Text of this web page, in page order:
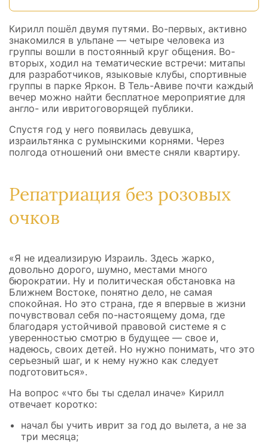
Кирилл пошёл двумя путями. Во-первых, активно
знакомился в ульпане — четыре человека из
группы вошли в постоянный круг общения. Во-
вторых, ходил на тематические встречи: митапы
для разработчиков, языковые клубы, спортивные
группы в парке Яркон. В Тель-Авиве почти каждый
вечер можно найти бесплатное мероприятие для
англо- или ивритоговорящей публики.
Спустя год у него появилась девушка,
израильтянка с румынскими корнями. Через
полгода отношений они вместе сняли квартиру.
Репатриация без розовых
очков
«Я не идеализирую Израиль. Здесь жарко,
довольно дорого, шумно, местами много
бюрократии. Ну и политическая обстановка на
Ближнем Востоке, понятно дело, не самая
спокойная. Но это страна, где я впервые в жизни
почувствовал себя по-настоящему дома, где
благодаря устойчивой правовой системе я с
уверенностью смотрю в будущее — свое и,
надеюсь, своих детей. Но нужно понимать, что это
серьезный шаг, и к нему нужно как следует
подготовиться».
На вопрос «что бы ты сделал иначе» Кирилл
отвечает коротко:
начал бы учить иврит за год до вылета, а не за
три месяца;